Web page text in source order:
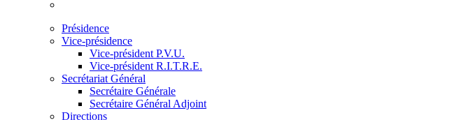
Présidence
Vice-présidence
Vice-président P.V.U.
Vice-président R.I.T.R.E.
Secrétariat Général
Secrétaire Générale
Secrétaire Général Adjoint
Directions